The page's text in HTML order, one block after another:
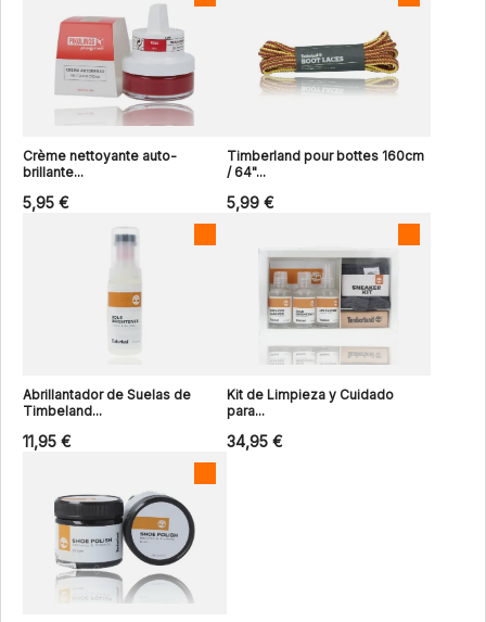
Crème nettoyante auto-
brillante...
5,95 €
Timberland pour bottes 160cm
/ 64"...
5,99 €
Abrillantador de Suelas de
Timbeland...
11,95 €
Kit de Limpieza y Cuidado
para...
34,95 €